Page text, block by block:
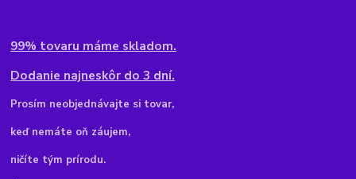
99% tovaru máme skladom.
Dodanie najneskôr do 3 dní.
Prosím neobjednávajte si tovar,
keď nemáte oň záujem,
ničíte tým prírodu.